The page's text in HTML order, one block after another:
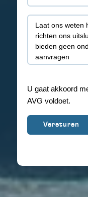
(Vereist)
U gaat akkoord
AVG voldoet.